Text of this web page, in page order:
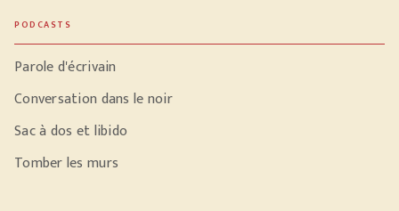
PODCASTS
Parole d'écrivain
Conversation dans le noir
Sac à dos et libido
Tomber les murs